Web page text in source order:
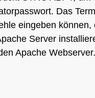
Das
eingeben
Server
Apache